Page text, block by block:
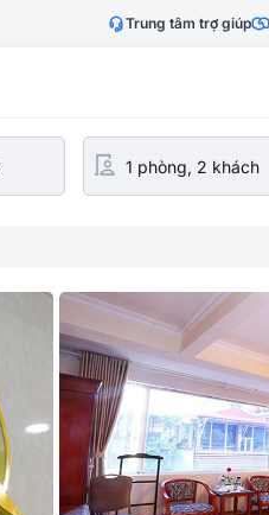
Trung tâm trợ giúp